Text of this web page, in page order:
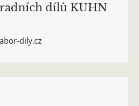
dílů KUHN
dily.cz